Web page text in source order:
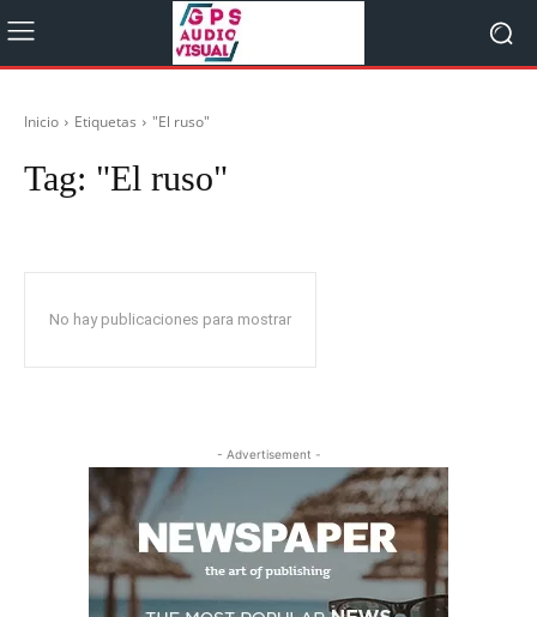
Inicio Etiquetas "El ruso"
Tag: "El ruso"
No hay publicaciones para mostrar
- Advertisement -